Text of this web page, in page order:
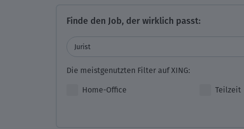
Finde den Job, der wirklich passt:
Die meistgenutzten Filter auf XING:
Home-Office Teilzeit